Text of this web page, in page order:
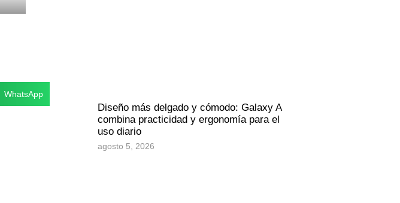
WhatsApp
Diseño más delgado y cómodo: Galaxy A
combina practicidad y ergonomía para el
uso diario
agosto 5, 2026